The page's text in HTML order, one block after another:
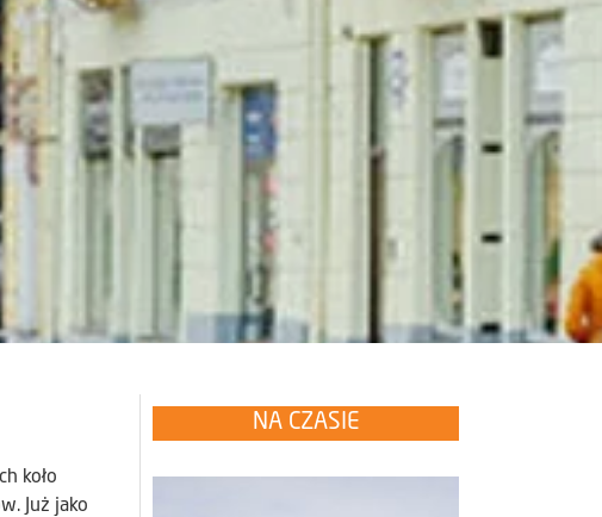
koło
Już jako
NA CZASIE